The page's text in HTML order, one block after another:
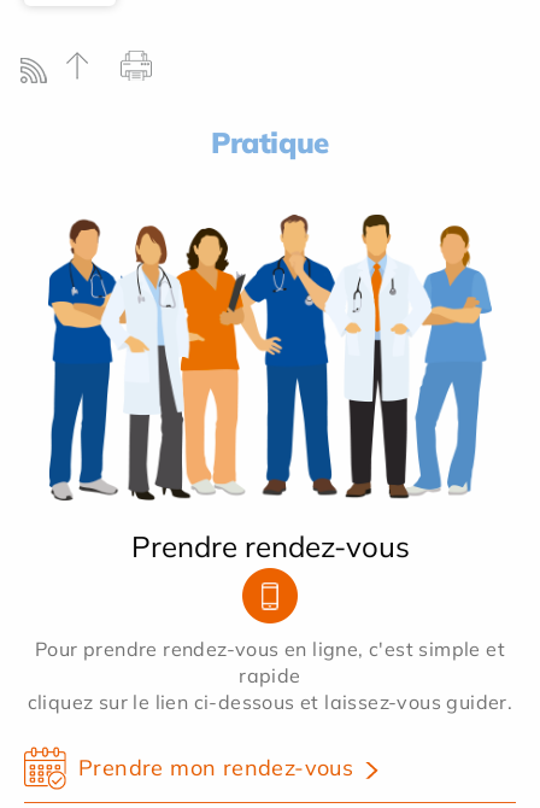
Pratique
Prendre rendez-vous
Pour prendre rendez-vous en ligne, c'est simple et
rapide
cliquez sur le lien ci-dessous et laissez-vous guider.
Prendre mon rendez-vous